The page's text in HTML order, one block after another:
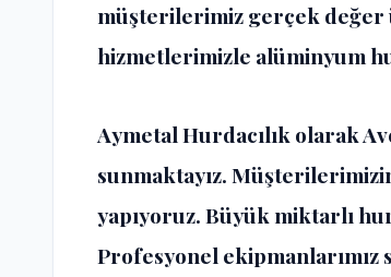
müşterilerimiz gerçek değer
hizmetlerimizle alüminyum
Aymetal Hurdacılık olarak
sunmaktayız.
yapıyoruz. Büyük miktarlı
Profesyonel ekipmanlarımız